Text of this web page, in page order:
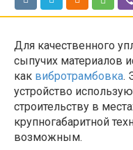
Для качественного
сыпучих материалов
как вибротрамбовка.
устройство
строительству в
крупногабаритной
возможным.